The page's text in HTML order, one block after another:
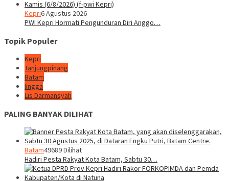
Kepri6 Agustus 2026
PWI Kepri Hormati Pengunduran Diri Anggo…
Topik Populer
Kepri
Tanjungpinang
Batam
lingga
Lis Darmansyah
PALING BANYAK DILIHAT
Batam49689 Dilihat
Hadiri Pesta Rakyat Kota Batam, Sabtu 30…